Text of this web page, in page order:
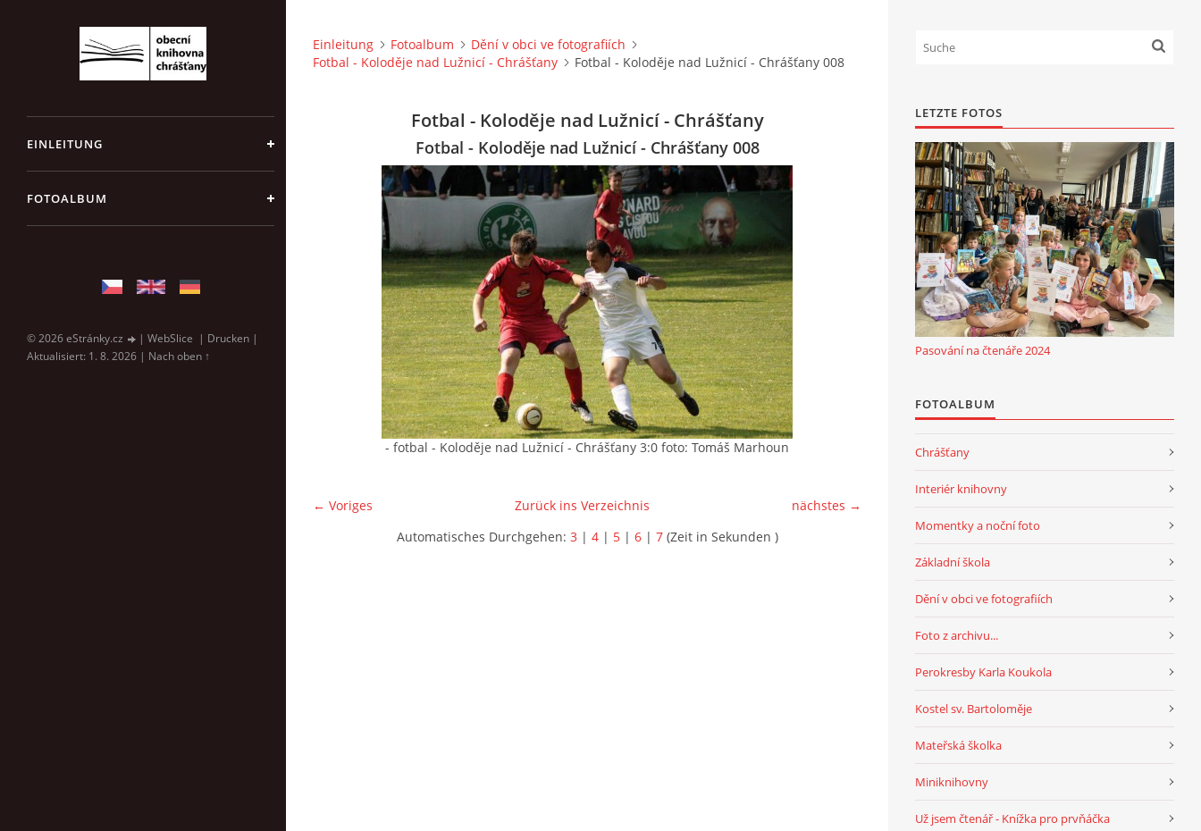
EINLEITUNG
FOTOALBUM
© 2026 eStránky.cz | WebSlice | Drucken |
Aktualisiert: 1. 8. 2026 | Nach oben ↑
Einleitung Fotoalbum
Dění v obci ve fotografiích
Fotbal - Koloděje nad Lužnicí - Chrášťany
Fotbal - Koloděje nad Lužnicí - Chrášťany 008
Fotbal - Koloděje nad Lužnicí - Chrášťany
Fotbal - Koloděje nad Lužnicí - Chrášťany 008
- fotbal - Koloděje nad Lužnicí - Chrášťany 3:0 foto: Tomáš Marhoun
← Voriges nächstes →
Zurück ins Verzeichnis
Automatisches Durchgehen: 3| 4| 5| 6| 7(Zeit in Sekunden )
LETZTE FOTOS
Pasování na čtenáře 2024
FOTOALBUM
Chrášťany
Interiér knihovny
Momentky a noční foto
Základní škola
Dění v obci ve fotografiích
Foto z archivu...
Perokresby Karla Koukola
Kostel sv. Bartoloměje
Mateřská školka
Miniknihovny
Už jsem čtenář - Knížka pro prvňáčka